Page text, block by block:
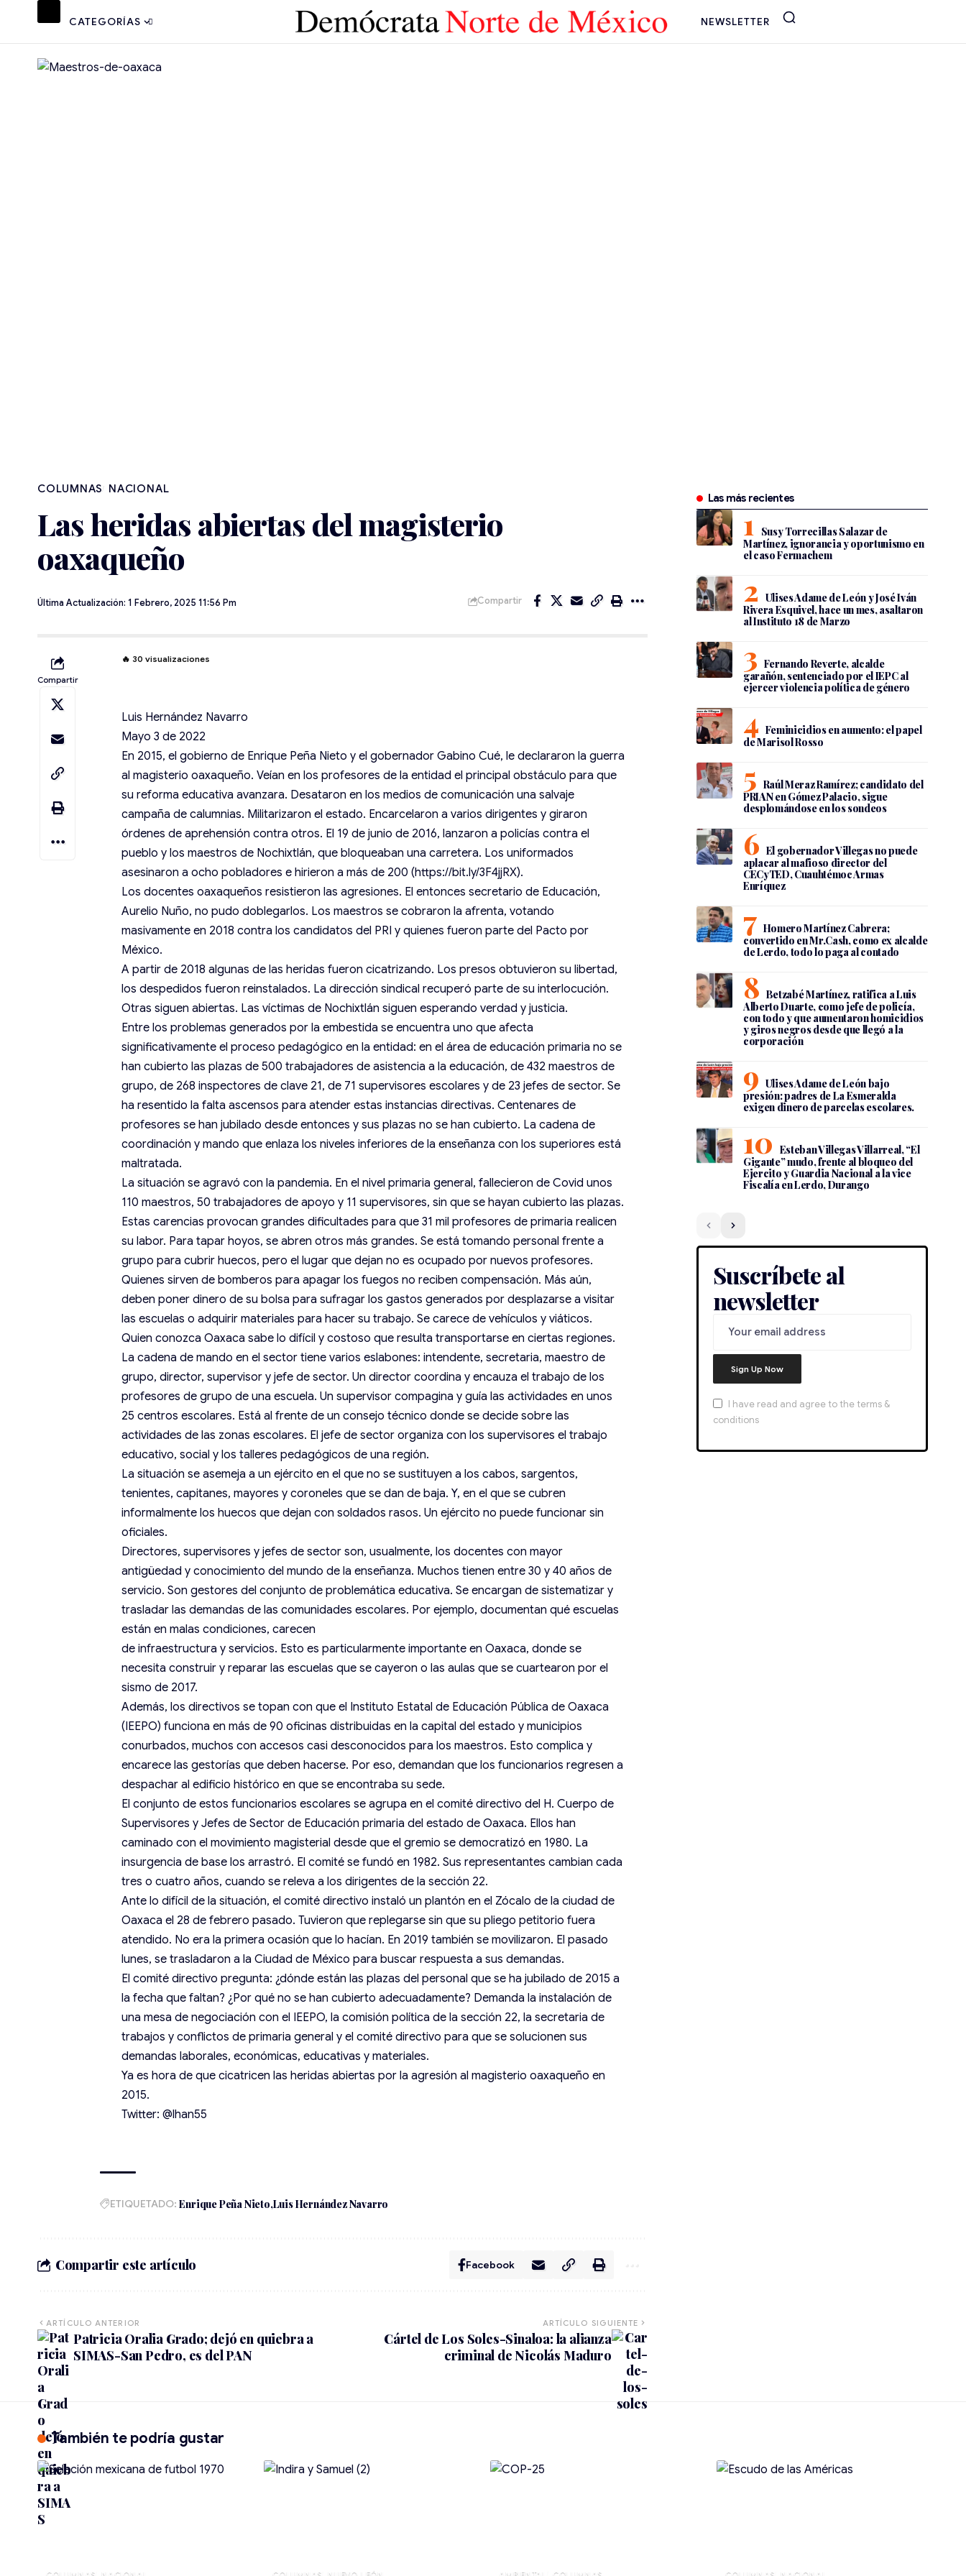
CATEGORÍAS NEWSLETTER
NACIONAL
Las heridas abiertas del magisterio
oaxaqueño
Última Actualización: 1 Febrero, 2025 11:56 Pm Compartir
Compartir
🔥 30 visualizaciones
Luis Hernández Navarro
Mayo 3 de 2022
En 2015, el gobierno de Enrique Peña Nieto y el gobernador Gabino Cué, le declararon la guerra
al magisterio oaxaqueño. Veían en los profesores de la entidad el principal obstáculo para que
su reforma educativa avanzara. Desataron en los medios de comunicación una salvaje
campaña de calumnias. Militarizaron el estado. Encarcelaron a varios dirigentes y giraron
órdenes de aprehensión contra otros. El 19 de junio de 2016, lanzaron a policías contra el
pueblo y los maestros de Nochixtlán, que bloqueaban una carretera. Los uniformados
asesinaron a ocho pobladores e hirieron a más de 200 (https://bit.ly/3F4jjRX).
Los docentes oaxaqueños resistieron las agresiones. El entonces secretario de Educación,
Aurelio Nuño, no pudo doblegarlos. Los maestros se cobraron la afrenta, votando
masivamente en 2018 contra los candidatos del PRI y quienes fueron parte del Pacto por
México.
A partir de 2018 algunas de las heridas fueron cicatrizando. Los presos obtuvieron su libertad,
los despedidos fueron reinstalados. La dirección sindical recuperó parte de su interlocución.
Otras siguen abiertas. Las víctimas de Nochix­tlán siguen esperando verdad y justicia.
Entre los problemas generados por la embestida se encuentra uno que afecta
significativamente el proceso pedagógico en la entidad: en el área de educación primaria no se
han cubierto las plazas de 500 trabajadores de asistencia a la educación, de 432 maestros de
grupo, de 268 inspectores de clave 21, de 71 supervisores escolares y de 23 jefes de sector. Se
ha resentido la falta ascensos para atender estas instancias directivas. Centenares de
profesores se han jubilado desde entonces y sus plazas no se han cubierto. La cadena de
coordinación y mando que enlaza los niveles inferiores de la enseñanza con los superiores está
maltratada.
La situación se agravó con la pandemia. En el nivel primaria general, fallecieron de Covid unos
110 maestros, 50 trabajadores de apoyo y 11 supervisores, sin que se hayan cubierto las plazas.
Estas carencias provocan grandes dificultades para que 31 mil profesores de primaria realicen
su labor. Para tapar hoyos, se abren otros más grandes. Se está tomando personal frente a
grupo para cubrir huecos, pero el lugar que dejan no es ocupado por nuevos profesores.
Quienes sirven de bomberos para apagar los fuegos no reciben compensación. Más aún,
deben poner dinero de su bolsa para sufragar los gastos generados por desplazarse a visitar
las escuelas o adquirir materiales para hacer su trabajo. Se carece de vehículos y viáticos.
Quien conozca Oaxaca sabe lo difícil y costoso que resulta transportarse en ciertas regiones.
La cadena de mando en el sector tiene varios eslabones: intendente, secretaria, maestro de
grupo, director, supervisor y jefe de sector. Un director coordina y encauza el trabajo de los
profesores de grupo de una escuela. Un supervisor compagina y guía las actividades en unos
25 centros escolares. Está al frente de un consejo técnico donde se decide sobre las
actividades de las zonas escolares. El jefe de sector organiza con los supervisores el trabajo
educativo, social y los talleres pedagógicos de una región.
La situación se asemeja a un ejército en el que no se sustituyen a los cabos, sargentos,
tenientes, capitanes, mayores y coroneles que se dan de baja. Y, en el que se cubren
informalmente los huecos que dejan con soldados rasos. Un ejército no puede funcionar sin
oficiales.
Directores, supervisores y jefes de sector son, usualmente, los docentes con mayor
antigüedad y conocimiento del mundo de la enseñanza. Muchos tienen entre 30 y 40 años de
servicio. Son gestores del conjunto de problemática educativa. Se encargan de sistematizar y
trasladar las demandas de las comunidades escolares. Por ejemplo, documentan qué escuelas
están en malas condiciones, carecen
de infraestructura y servicios. Esto es particularmente importante en Oaxaca, donde se
necesita construir y reparar las escuelas que se cayeron o las aulas que se cuartearon por el
sismo de 2017.
Además, los directivos se topan con que el Instituto Estatal de Educación Pública de Oaxaca
(IEEPO) funciona en más de 90 oficinas distribuidas en la capital del estado y municipios
conurbados, muchos con accesos casi desconocidos para los maestros. Esto complica y
encarece las gestorías que deben hacerse. Por eso, demandan que los funcionarios regresen a
despachar al edificio histórico en que se encontraba su sede.
El conjunto de estos funcionarios escolares se agrupa en el comité directivo del H. Cuerpo de
Supervisores y Jefes de Sector de Educación primaria del estado de Oaxaca. Ellos han
caminado con el movimiento magisterial desde que el gremio se democratizó en 1980. La
insurgencia de base los arrastró. El comité se fundó en 1982. Sus representantes cambian cada
tres o cuatro años, cuando se releva a los dirigentes de la sección 22.
Ante lo difícil de la situación, el comité directivo instaló un plantón en el Zócalo de la ciudad de
Oaxaca el 28 de febrero pasado. Tuvieron que replegarse sin que su pliego petitorio fuera
atendido. No era la primera ocasión que lo hacían. En 2019 también se movilizaron. El pasado
lunes, se trasladaron a la Ciudad de México para buscar respuesta a sus demandas.
El comité directivo pregunta: ¿dónde están las plazas del personal que se ha jubilado de 2015 a
la fecha que faltan? ¿Por qué no se han cubierto adecuadamente? Demanda la instalación de
una mesa de negociación con el IEEPO, la comisión política de la sección 22, la secretaria de
trabajos y conflictos de primaria general y el comité directivo para que se solucionen sus
demandas laborales, económicas, educativas y materiales.
Ya es hora de que cicatricen las heridas abiertas por la agresión al magisterio oaxaqueño en
2015.
Twitter: @lhan55
ETIQUETADO: Enrique Peña Nieto Luis Hernández Navarro
Compartir este artículo Facebook
ARTÍCULO ANTERIOR
Patricia Oralia Grado; dejó en quiebra a
SIMAS-San Pedro, es del PAN
ARTÍCULO SIGUIENTE
Cártel de Los Soles-Sinaloa: la alianza
criminal de Nicolás Maduro
Las más recientes
Susy Torrecillas Salazar de
Martínez, ignorancia y oportunismo en
el caso Fermachem
Ulises Adame de León y José Iván
Rivera Esquivel, hace un mes, asaltaron
al Instituto 18 de Marzo
Fernando Reverte, alcalde
garañón, sentenciado por el IEPC al
ejercer violencia política de género
Feminicidios en aumento: el papel
de Marisol Rosso
Raúl Meraz Ramírez; candidato del
PRIAN en Gómez Palacio, sigue
desplomándose en los sondeos
El gobernador Villegas no puede
aplacar al mafioso director del
CECyTED, Cuauhtémoc Armas
Enríquez
Homero Martínez Cabrera;
convertido en Mr.Cash, como ex alcalde
de Lerdo, todo lo paga al contado
Betzabé Martínez, ratifica a Luis
Alberto Duarte, como jefe de policía,
con todo y que aumentaron homicidios
y giros negros desde que llegó a la
corporación
Ulises Adame de León bajo
presión: padres de La Esmeralda
exigen dinero de parcelas escolares.
Esteban Villegas Villarreal, “El
Gigante” mudo, frente al bloqueo del
Ejercito y Guardia Nacional a la vice
Fiscalía en Lerdo, Durango
Suscríbete al
newsletter
I have read and agree to the terms &
conditions
También te podría gustar